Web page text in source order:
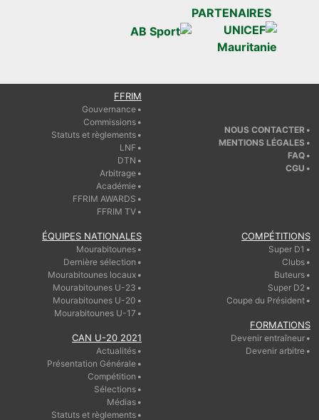
PARTENAIRES
NOUS CONTACTER
MENTIONS LÉGALES
FAQ
CGU
FFRIM
Gouvernance
Commissions
Statuts et règlements
LNF
DTN
Arbitrage
Académie
FFRIM AWARDS
FFRIM TV
COMPÉTITIONS
Super D1
Clubs
Buteurs
Super D2
Coupe du Président
FORMATIONS
Devenir entraîneur
Devenir arbitre
ÉQUIPES NATIONALES
Mourabitounes
Dernière sélection
Mourabitounes locaux
Mourabitounes U-23
Mourabitounes U-20
Mourabitounes U-17
CAN U-20 2021
Actualités
Présentation Générale
Compétition
Sélections
Médias
Statuts et règlements